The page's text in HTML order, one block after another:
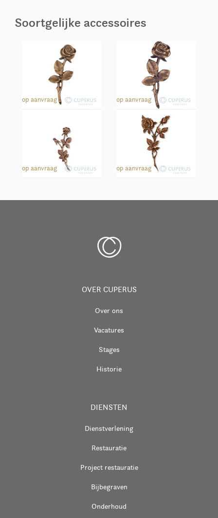
Soortgelijke accessoires
Roos
op aanvraag Roos
op aanvraag
Roos
op aanvraag Roos
op aanvraag
OVER CUPERUS
Over ons
Vacatures
Stages
Historie
DIENSTEN
Dienstverlening
Restauratie
Project restauratie
Bijbegraven
Onderhoud